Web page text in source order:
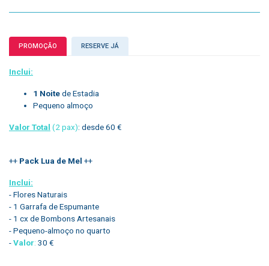
PROMOÇÃO RESERVE JÁ
Inclui:
1 Noitede Estadia
Pequeno almoço
Valor Total (2 pax): desde 60 €
++ Pack Lua de Mel ++
Inclui:
- Flores Naturais
- 1 Garrafa de Espumante
- 1 cx de Bombons Artesanais
- Pequeno-almoço no quarto
-Valor: 30 €